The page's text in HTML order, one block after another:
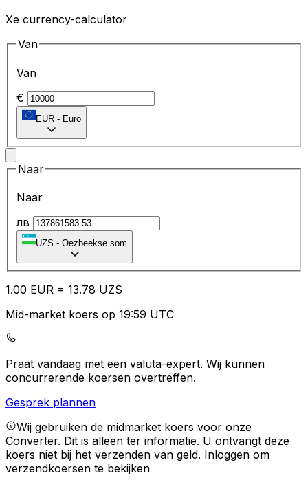
Xe currency-calculator
Van
Van
€
EUR - Euro
Naar
Naar
лв
UZS - Oezbeekse som
1.00 EUR = 13.78 UZS
Mid-market koers op 19:59 UTC
Praat vandaag met een valuta-expert. Wij kunnen
concurrerende koersen overtreffen.
Gesprek plannen
Wij gebruiken de midmarket koers voor onze
Converter. Dit is alleen ter informatie. U ontvangt deze
koers niet bij het verzenden van geld. Inloggen om
verzendkoersen te bekijken